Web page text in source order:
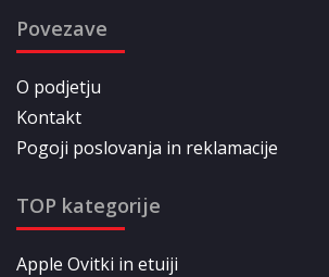
Povezave
O podjetju
Kontakt
Pogoji poslovanja in reklamacije
TOP kategorije
Apple Ovitki in etuiji